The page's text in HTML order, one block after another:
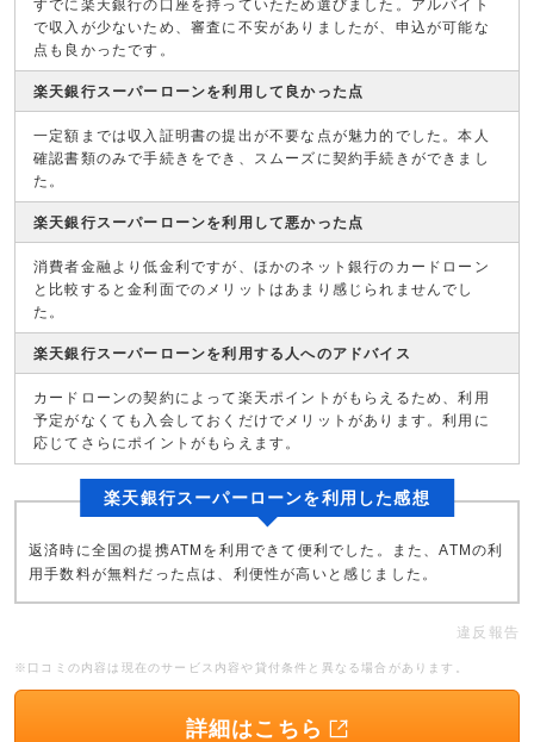
すでに楽天銀行の口座を持っていたため選びました。アルバイト
で収入が少ないため、審査に不安がありましたが、申込が可能な
点も良かったです。
楽天銀行スーパーローンを利用して良かった点
一定額までは収入証明書の提出が不要な点が魅力的でした。本人
確認書類のみで手続きをでき、スムーズに契約手続きができまし
た。
楽天銀行スーパーローンを利用して悪かった点
消費者金融より低金利ですが、ほかのネット銀行のカードローン
と比較すると金利面でのメリットはあまり感じられませんでし
た。
楽天銀行スーパーローンを利用する人へのアドバイス
カードローンの契約によって楽天ポイントがもらえるため、利用
予定がなくても入会しておくだけでメリットがあります。利用に
応じてさらにポイントがもらえます。
楽天銀行スーパーローンを利用した感想
返済時に全国の提携ATMを利用できて便利でした。また、ATMの利
用手数料が無料だった点は、利便性が高いと感じました。
違反報告
※口コミの内容は現在のサービス内容や貸付条件と異なる場合があります。
詳細はこちら